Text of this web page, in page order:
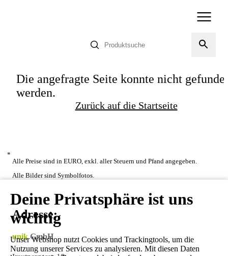
Deine Privatsphäre ist uns
wichtig
Unser Webshop nutzt Cookies und Trackingtools, um die
Nutzung unserer Services zu analysieren. Mit diesen Daten
Die angefragte Seite konnte nicht
werden.
Zurück auf die Startseite
*
Alle Preise sind in EURO, exkl. aller Steuern und Pfand angegeben.
Alle Bilder sind Symbolfotos.
Adresse:
unikGmbH